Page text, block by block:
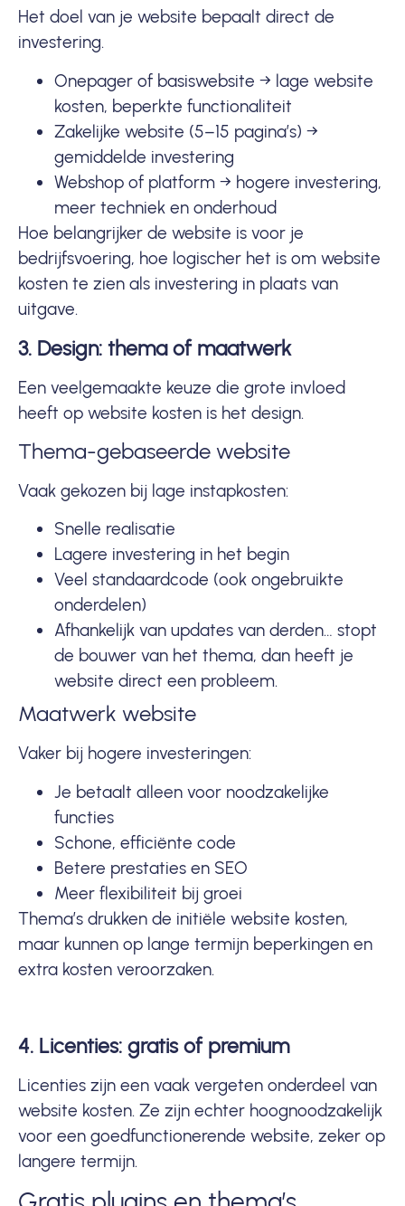
Het doel van je website bepaalt direct de
investering.
Onepager of basiswebsite → lage website
kosten, beperkte functionaliteit
Zakelijke website (5–15 pagina’s) →
gemiddelde investering
Webshop of platform → hogere investering,
meer techniek en onderhoud
Hoe belangrijker de website is voor je
bedrijfsvoering, hoe logischer het is om website
kosten te zien als investering in plaats van
uitgave.
3. Design: thema of maatwerk
Een veelgemaakte keuze die grote invloed
heeft op website kosten is het design.
Thema-gebaseerde website
Vaak gekozen bij lage instapkosten:
Snelle realisatie
Lagere investering in het begin
Veel standaardcode (ook ongebruikte
onderdelen)
Afhankelijk van updates van derden… stopt
de bouwer van het thema, dan heeft je
website direct een probleem.
Maatwerk website
Vaker bij hogere investeringen:
Je betaalt alleen voor noodzakelijke
functies
Schone, efficiënte code
Betere prestaties en SEO
Meer flexibiliteit bij groei
Thema’s drukken de initiële website kosten,
maar kunnen op lange termijn beperkingen en
extra kosten veroorzaken.
4. Licenties: gratis of premium
Licenties zijn een vaak vergeten onderdeel van
website kosten. Ze zijn echter hoognoodzakelijk
voor een goedfunctionerende website, zeker op
langere termijn.